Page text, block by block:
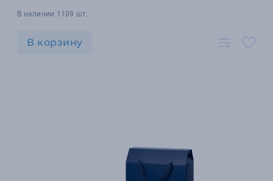
В наличии 1109 шт.
В корзину